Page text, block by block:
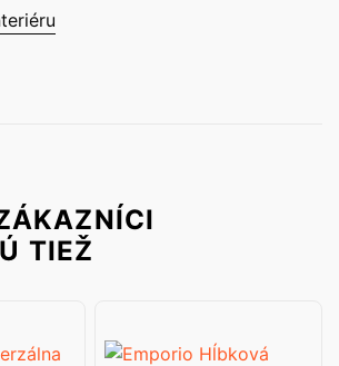
TIEŽ